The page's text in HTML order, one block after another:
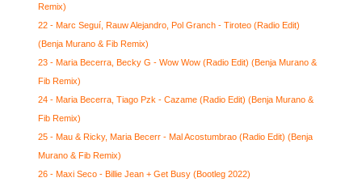
Remix)
22 - Marc Seguí, Rauw Alejandro, Pol Granch - Tiroteo (Radio Edit)
(Benja Murano & Fib Remix)
23 - Maria Becerra, Becky G - Wow Wow (Radio Edit) (Benja Murano &
Fib Remix)
24 - Maria Becerra, Tiago Pzk - Cazame (Radio Edit) (Benja Murano &
Fib Remix)
25 - Mau & Ricky, Maria Becerr - Mal Acostumbrao (Radio Edit) (Benja
Murano & Fib Remix)
26 - Maxi Seco - Billie Jean + Get Busy (Bootleg 2022)